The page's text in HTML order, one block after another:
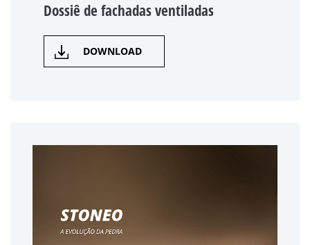
Dossiê de fachadas ventiladas
DOWNLOAD